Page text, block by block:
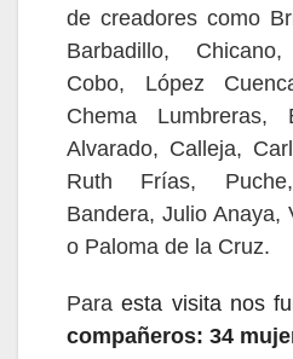
de creadores como
Barbadillo,
Cobo, López
Chema Lumbreras,
Alvarado, Calleja,
Ruth Frías,
Bandera, Julio Anaya,
o Paloma de la Cruz.
Paraesta visita nos
compañeros: 34